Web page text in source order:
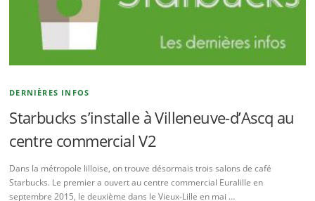
DERNIÈRES INFOS
Starbucks s’installe à Villeneuve-d’Ascq au
centre commercial V2
Dans la métropole lilloise, on trouve désormais trois salons de café
Starbucks. Le premier a ouvert au centre commercial Euralille en
septembre 2015, le deuxième dans le Vieux-Lille en mai …